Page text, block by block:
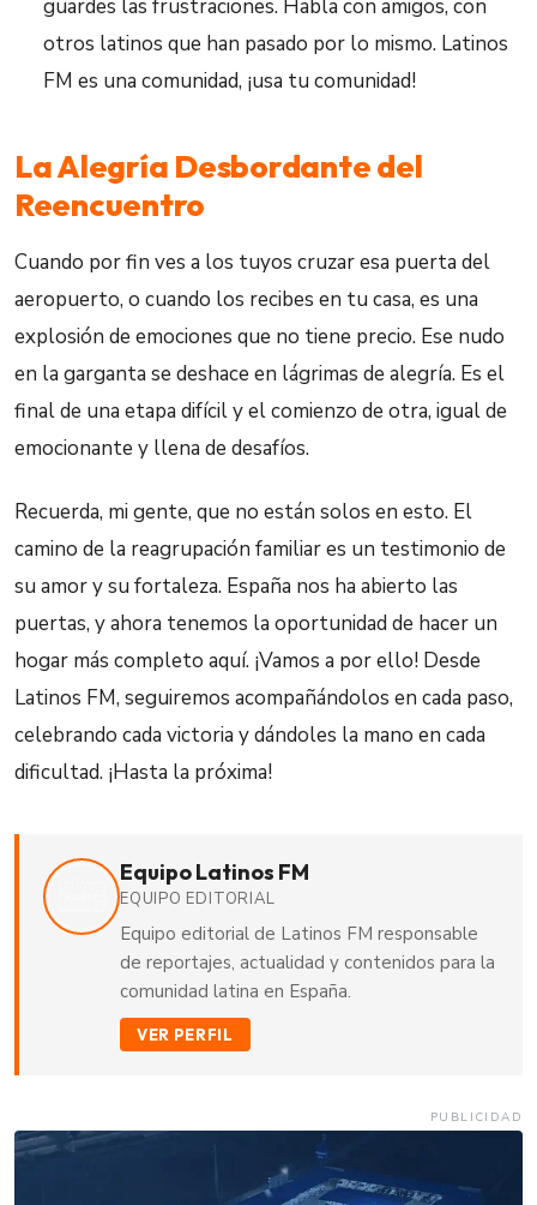
guardes las frustraciones. Habla con amigos, con
otros latinos que han pasado por lo mismo. Latinos
FM es una comunidad, ¡usa tu comunidad!
La Alegría Desbordante del
Reencuentro
Cuando por fin ves a los tuyos cruzar esa puerta del
aeropuerto, o cuando los recibes en tu casa, es una
explosión de emociones que no tiene precio. Ese nudo
en la garganta se deshace en lágrimas de alegría. Es el
final de una etapa difícil y el comienzo de otra, igual de
emocionante y llena de desafíos.
Recuerda, mi gente, que no están solos en esto. El
camino de la reagrupación familiar es un testimonio de
su amor y su fortaleza. España nos ha abierto las
puertas, y ahora tenemos la oportunidad de hacer un
hogar más completo aquí. ¡Vamos a por ello! Desde
Latinos FM, seguiremos acompañándolos en cada paso,
celebrando cada victoria y dándoles la mano en cada
dificultad. ¡Hasta la próxima!
Equipo Latinos FM
EQUIPO EDITORIAL
Equipo editorial de Latinos FM responsable
de reportajes, actualidad y contenidos para la
comunidad latina en España.
VER PERFIL
PUBLICIDAD